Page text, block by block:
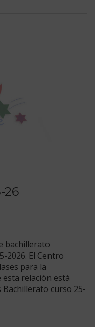
26
bachillerato
2026. El Centro
para la
esta relación está
curso 25-